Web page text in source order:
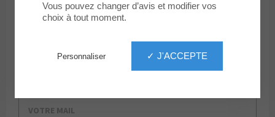
Vous pouvez changer d’avis et modifier vos
choix à tout moment.
✓ J'ACCEPTE
Personnaliser